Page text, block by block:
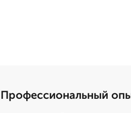
Профессиональный